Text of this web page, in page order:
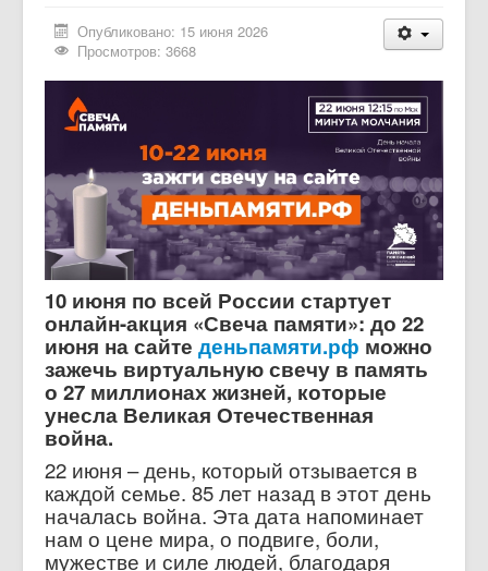
Опубликовано: 15 июня 2026
Просмотров: 3668
10 июня по всей России стартует
онлайн-акция «Свеча памяти»: до 22
июня на сайте деньпамяти.рф можно
зажечь виртуальную свечу в память
о 27 миллионах жизней, которые
унесла Великая Отечественная
война.
22 июня – день, который отзывается в
каждой семье. 85 лет назад в этот день
началась война. Эта дата напоминает
нам о цене мира, о подвиге, боли,
мужестве и силе людей, благодаря